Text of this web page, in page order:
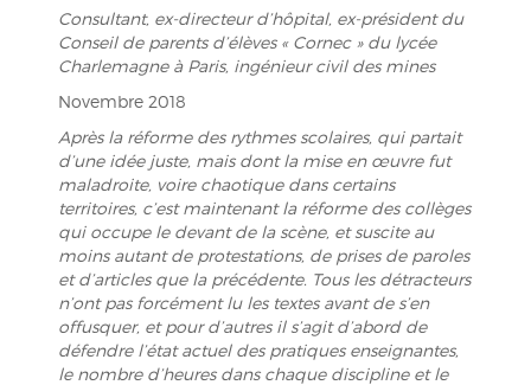
Consultant, ex-directeur d’hôpital, ex-président du
Conseil de parents d’élèves « Cornec » du lycée
Charlemagne à Paris, ingénieur civil des mines
Novembre 2018
Après la réforme des rythmes scolaires, qui partait
d’une idée juste, mais dont la mise en œuvre fut
maladroite, voire chaotique dans certains
territoires, c’est maintenant la réforme des collèges
qui occupe le devant de la scène, et suscite au
moins autant de protestations, de prises de paroles
et d’articles que la précédente. Tous les détracteurs
n’ont pas forcément lu les textes avant de s’en
offusquer, et pour d’autres il s’agit d’abord de
défendre l’état actuel des pratiques enseignantes,
le nombre d’heures dans chaque discipline et le